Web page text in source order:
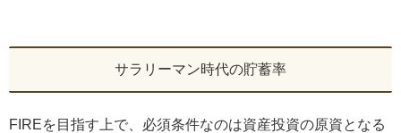
サラリーマン時代の貯蓄率
FIREを目指す上で、必須条件なのは資産投資の原資となる